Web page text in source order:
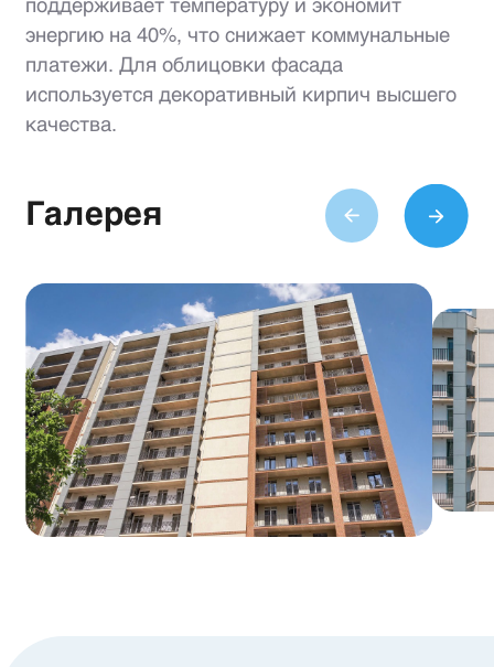
поддерживает температуру и экономит
энергию на 40%, что снижает коммунальные
платежи. Для облицовки фасада
используется декоративный кирпич высшего
качества.
Галерея